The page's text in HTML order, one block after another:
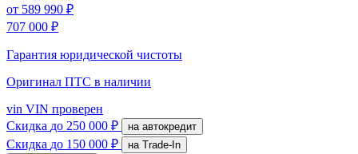
от 589 990 ₽
707 000 ₽
Гарантия юридической чистоты
Оригинал ПТС в наличии
vin VIN проверен
Скидка до 250 000 ₽ на автокредит
Скидка до 150 000 ₽
на Trade-In